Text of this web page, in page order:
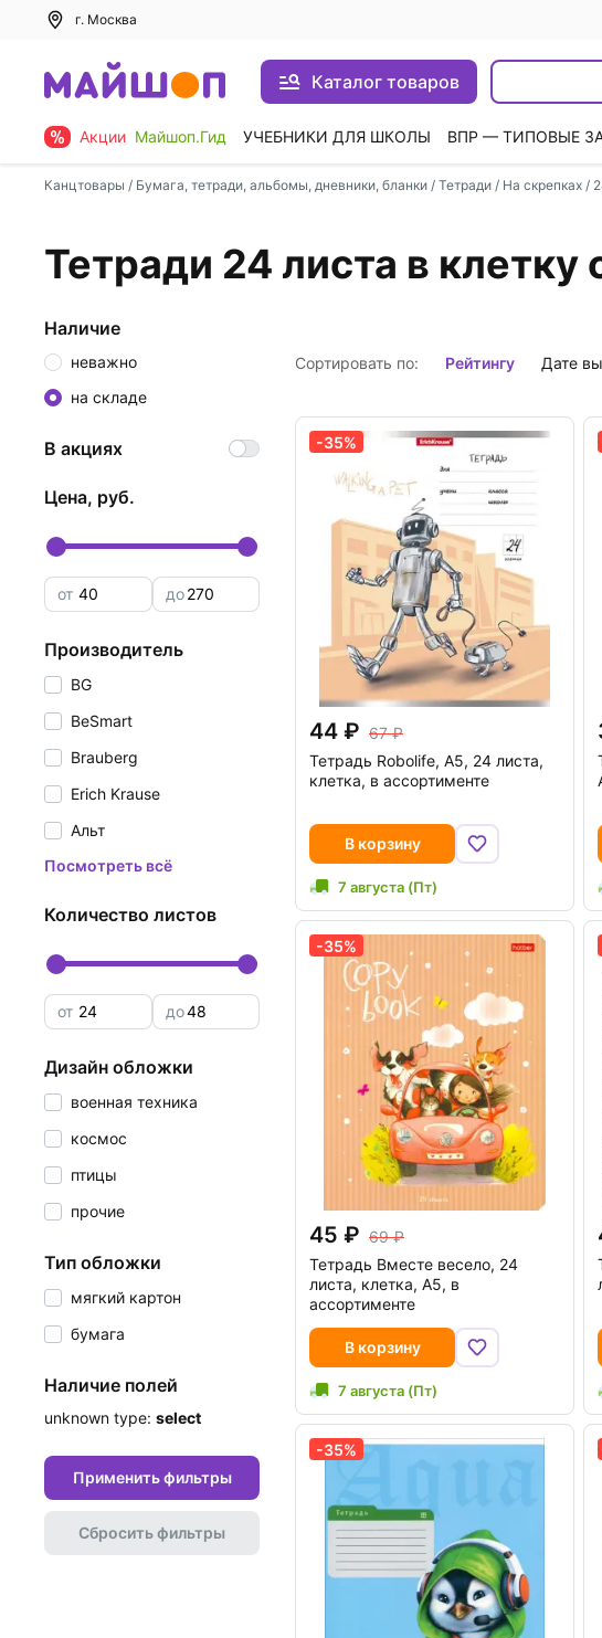
г. Москва
Каталог товаров
Акции Майшоп.Гид УЧЕБНИКИ ДЛЯ ШКОЛЫ ВПР — ТИПОВЫЕ
Канцтовары / Бумага, тетради, альбомы, дневники, бланки / Тетради / На скрепках /
Тетради 24 листа в клетку
Сортировать по: рейтингу дате
-35%
44
67
Тетрадь Robolife, А5, 24 листа,
клетка, в ассортименте
В корзину
7 августа (Пт)
-35%
45
69
Тетрадь Вместе весело, 24
листа, клетка, А5, в
ассортименте
В корзину
7 августа (Пт)
-35%
Наличие
неважно
на складе
В акциях
цена, руб.
от до
производитель
BG
BeSmart
Brauberg
Erich Krause
Альт
Посмотреть всё
количество листов
от до
дизайн обложки
военная техника
космос
птицы
прочие
тип обложки
мягкий картон
бумага
Наличие полей
unknown type: select
Применить фильтры
Сбросить фильтры